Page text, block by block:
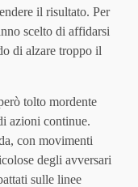
il risultato. Per
scelto di affidarsi
di alzare troppo il
tolto mordente
azioni continue.
con movimenti
degli avversari
sulle linee